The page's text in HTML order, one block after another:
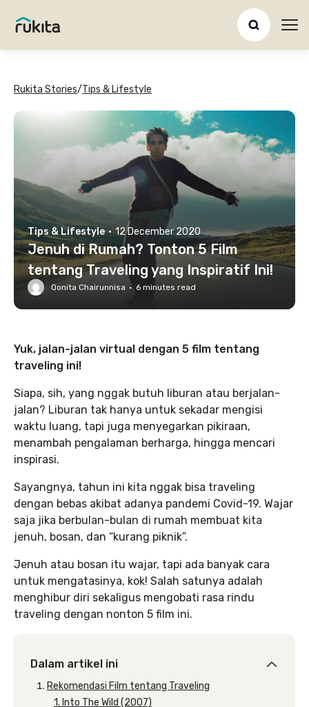
Rukita Stories/Tips & Lifestyle
Tips & Lifestyle · 12 December 2020
Jenuh di Rumah? Tonton 5 Film
tentang Traveling yang Inspiratif Ini!
Qonita Chairunnisa · 6 minutes read
Yuk, jalan-jalan virtual dengan 5 film tentang
traveling ini!
Siapa, sih, yang nggak butuh liburan atau berjalan-
jalan? Liburan tak hanya untuk sekadar mengisi
waktu luang, tapi juga menyegarkan pikiraan,
menambah pengalaman berharga, hingga mencari
inspirasi.
Sayangnya, tahun ini kita nggak bisa traveling
dengan bebas akibat adanya pandemi Covid-19. Wajar
saja jika berbulan-bulan di rumah membuat kita
jenuh, bosan, dan “kurang piknik”.
Jenuh atau bosan itu wajar, tapi ada banyak cara
untuk mengatasinya, kok! Salah satunya adalah
menghibur diri sekaligus mengobati rasa rindu
traveling dengan nonton 5 film ini.
Dalam artikel ini
Rekomendasi Film tentang Traveling
1. Into The Wild (2007)